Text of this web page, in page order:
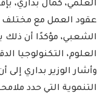
العلمي، كمال بداري،
عقود العمل مع مختلف
الشعبي، مؤكدًا أن
العلوم، التكنولوجيا
وأشار الوزير بداري
التنموية التي حدد